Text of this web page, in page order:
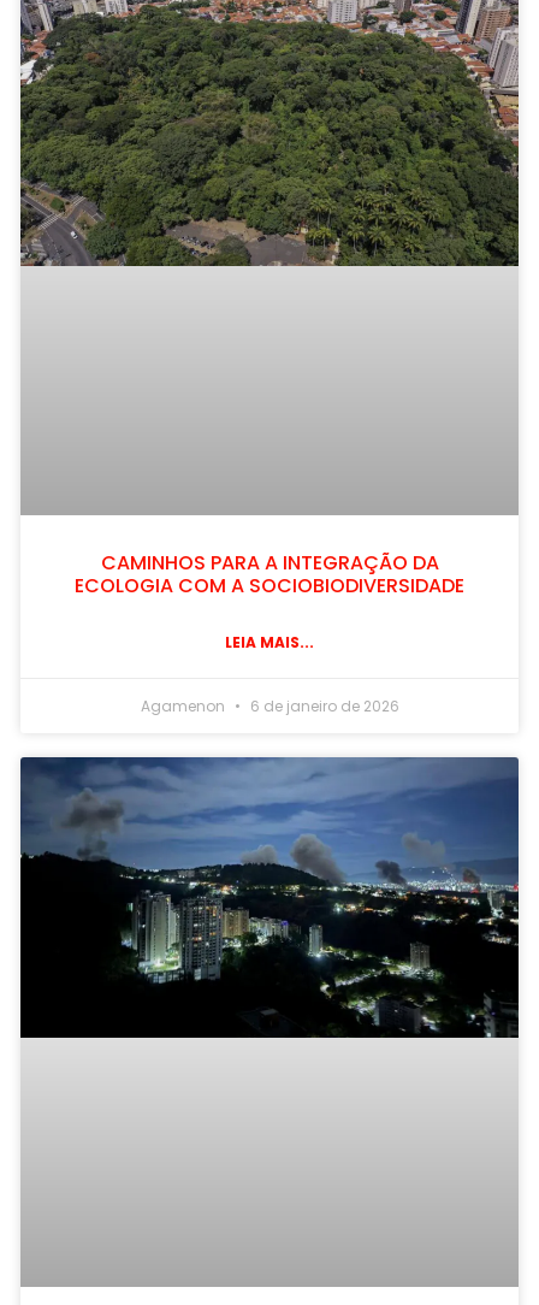
CAMINHOS PARA A INTEGRAÇÃO DA
ECOLOGIA COM A SOCIOBIODIVERSIDADE
LEIA MAIS...
Agamenon 6 de janeiro de 2026